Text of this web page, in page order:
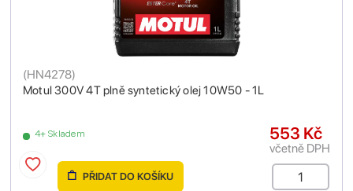
Motul 300V 4T plně syntetický olej 10W50 - 1L
(HN4278)
4+ Skladem 553 Kč
včetně DPH
PŘIDAT DO KOŠÍKU